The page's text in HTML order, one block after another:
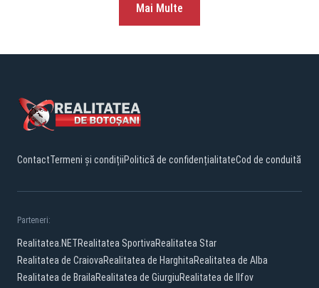
Mai Multe
ContactTermeni și condițiiPolitică de confidențialitateCod de conduită
Parteneri:
Realitatea.NETRealitatea SportivaRealitatea Star
Realitatea de CraiovaRealitatea de HarghitaRealitatea de Alba
Realitatea de BrailaRealitatea de GiurgiuRealitatea de Ilfov